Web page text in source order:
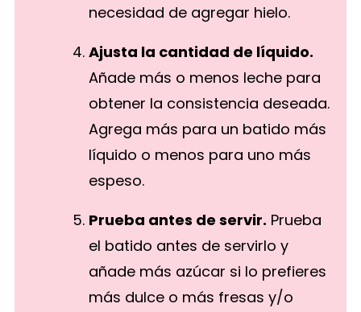
necesidad de agregar hielo.
Ajusta la cantidad de líquido.
Añade más o menos leche para
obtener la consistencia deseada.
Agrega más para un batido más
líquido o menos para uno más
espeso.
Prueba antes de servir. Prueba
el batido antes de servirlo y
añade más azúcar si lo prefieres
más dulce o más fresas y/o